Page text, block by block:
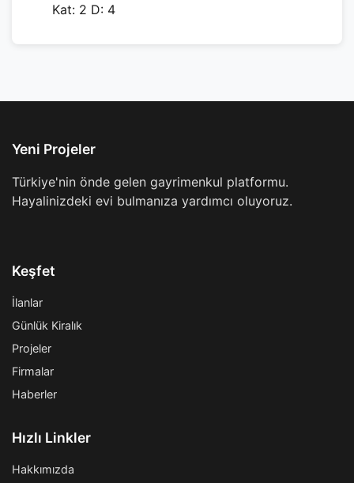
Kat: 2 D: 4
Yeni Projeler
Türkiye'nin önde gelen gayrimenkul platformu.
Hayalinizdeki evi bulmanıza yardımcı oluyoruz.
Keşfet
İlanlar
Günlük Kiralık
Projeler
Firmalar
Haberler
Hızlı Linkler
Hakkımızda